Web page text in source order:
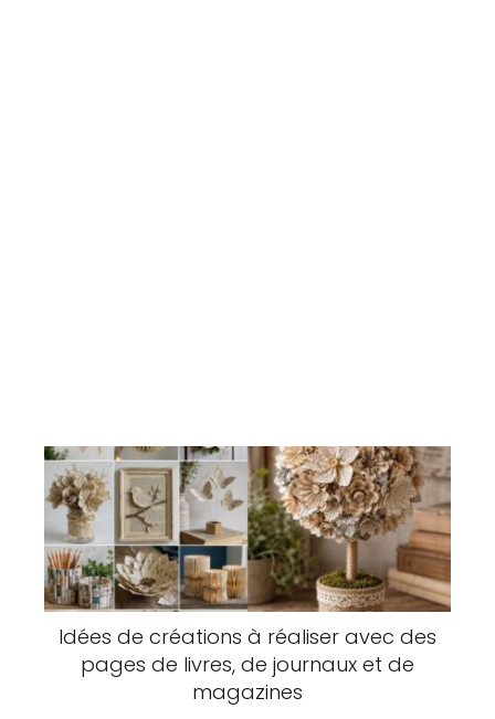
Idées de créations à réaliser avec des
pages de livres, de journaux et de
magazines